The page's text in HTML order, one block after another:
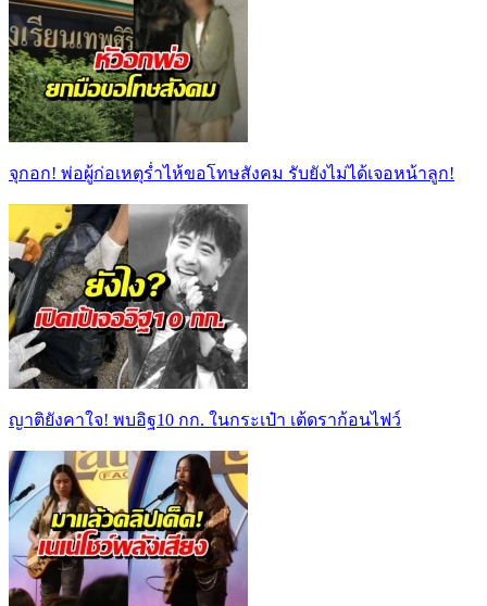
จุกอก! พ่อผู้ก่อเหตุร่ำไห้ขอโทษสังคม รับยังไม่ได้เจอหน้าลูก!
ญาติยังคาใจ! พบอิฐ10 กก. ในกระเป๋า เต้ดราก้อนไฟว์